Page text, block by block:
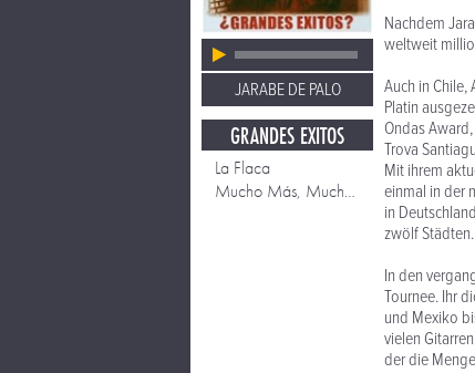
JARABE DE PALO
GRANDES EXITOS
La Flaca
Mucho Más, Mucho Mejor
Nachdem
weltweit
Auch in
Platin
Ondas
Trova
Mit ihrem
einmal in der
in
zwölf Städten.
In den
Tournee. Ihr
und Mexiko
vielen
der die